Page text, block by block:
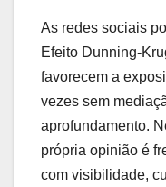
As redes sociais
Efeito Dunning-
favorecem a
vezes sem
aprofundamento.
própria opinião é
com visibilidade,